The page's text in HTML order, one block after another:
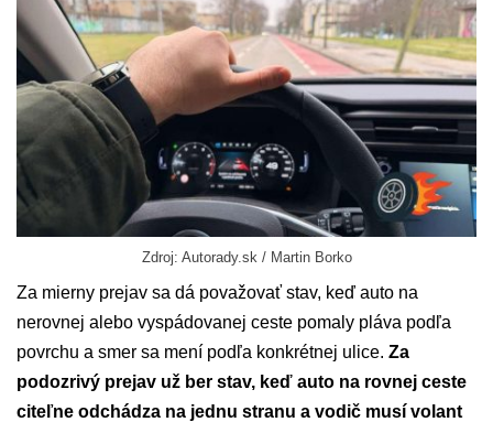
Zdroj: Autorady.sk / Martin Borko
Za mierny prejav sa dá považovať stav, keď auto na
nerovnej alebo vyspádovanej ceste pomaly pláva podľa
povrchu a smer sa mení podľa konkrétnej ulice. Za
podozrivý prejav už ber stav, keď auto na rovnej ceste
citeľne odchádza na jednu stranu a vodič musí volant